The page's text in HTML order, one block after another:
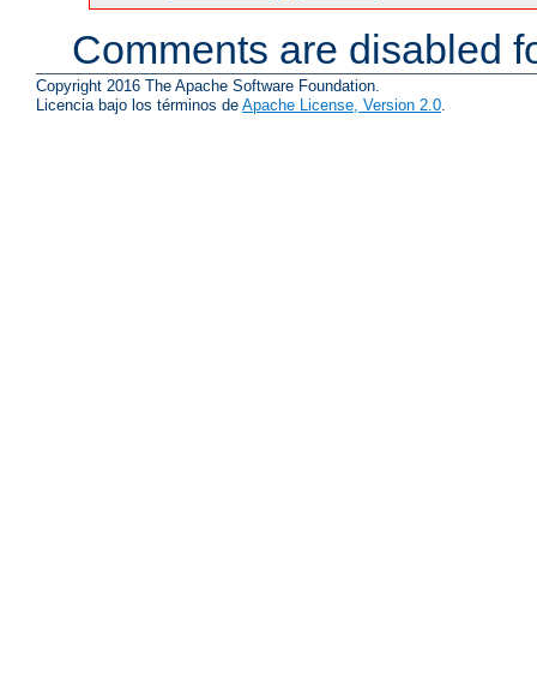
Comments are disabled
Copyright 2016 The Apache Software Foundation.
Licencia bajo los términos de Apache License, Version 2.0.